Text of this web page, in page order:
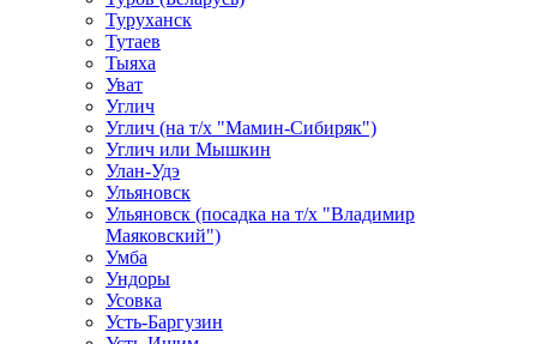
Туруханск
Тутаев
Тыяха
Уват
Углич
Углич (на т/х "Мамин-Сибиряк")
Углич или Мышкин
Улан-Удэ
Ульяновск
Ульяновск (посадка на т/х "Владимир
Маяковский")
Умба
Ундоры
Усовка
Усть-Баргузин